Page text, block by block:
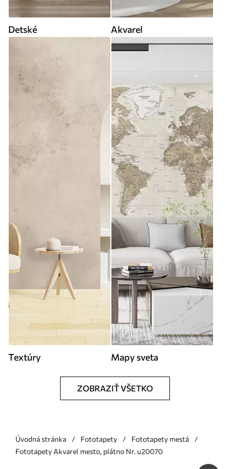
Detské Akvarel
Textúry Mapy sveta
ZOBRAZIŤ VŠETKO
Úvodná stránka Fototapety
Fototapety mestá
Fototapety Akvarel mesto, plátno Nr. u20070